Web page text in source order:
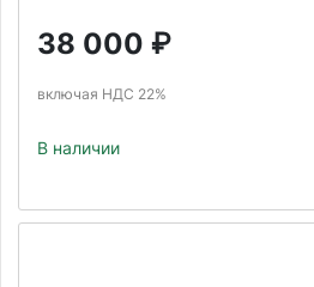
38 000 ₽
включая НДС 22%
В наличии